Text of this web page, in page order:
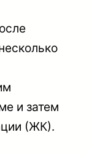
и затем
(ЖК).